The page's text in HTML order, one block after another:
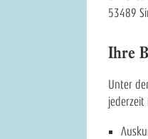
53489
Ihre
Unter
jederzeit